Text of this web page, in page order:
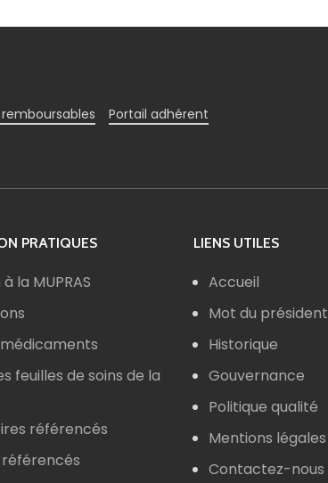
Portail adhérent
PRATIQUES
la MUPRAS
feuilles de soins de la
référencés
référencés
LIENS UTILES
Accueil
Mot du président
Historique
Gouvernance
Politique qualité
Mentions légales
Contactez-nous